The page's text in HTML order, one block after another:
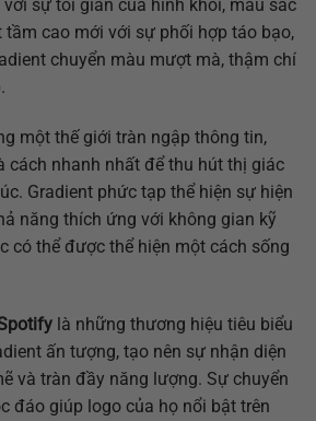
sự tối giản của hình khối, màu sắc
cao mới với sự phối hợp táo bạo,
chuyển màu mượt mà, thậm chí
một thế giới tràn ngập thông tin,
cách nhanh nhất để thu hút thị giác
Gradient phức tạp thể hiện sự hiện
năng thích ứng với không gian kỹ
có thể được thể hiện một cách sống
là những thương hiệu tiêu biểu
ấn tượng, tạo nên sự nhận diện
và tràn đầy năng lượng. Sự chuyển
đáo giúp logo của họ nổi bật trên